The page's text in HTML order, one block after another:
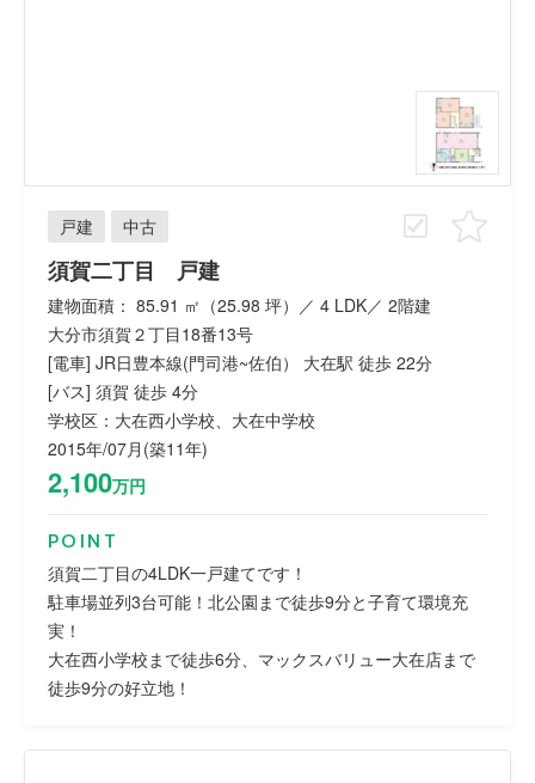
戸建 中古
須賀二丁目 戸建
建物面積： 85.91 ㎡（25.98 坪）／ 4 LDK／ 2階建
大分市須賀２丁目18番13号
[電車] JR日豊本線(門司港~佐伯） 大在駅 徒歩 22分
[バス] 須賀 徒歩 4分
学校区：大在西小学校、大在中学校
2015年/07月(築11年)
2,100万円
POINT
須賀二丁目の4LDK一戸建てです！
駐車場並列3台可能！北公園まで徒歩9分と子育て環境充
実！
大在西小学校まで徒歩6分、マックスバリュー大在店まで
徒歩9分の好立地！